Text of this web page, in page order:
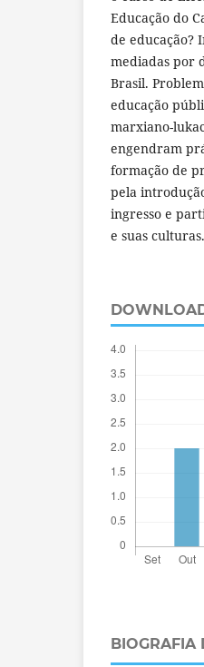
Educação do
de educação?
mediadas por
Brasil.
educação
marxiano-
engendram
formação de
pela
ingresso e
e suas culturas.
BIOGRAFIA